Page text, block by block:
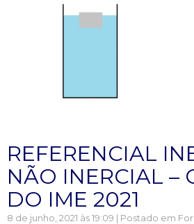
REFERENCIAL
NÃO INERCIAL –
DO IME 2021
8 de junho, 2021 às 19:09 | Postado em